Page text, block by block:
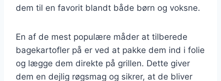
dem til en favorit blandt både børn og voksne.
En af de mest populære måder at tilberede
bagekartofler på er ved at pakke dem ind i folie
og lægge dem direkte på grillen. Dette giver
dem en dejlig røgsmag og sikrer, at de bliver